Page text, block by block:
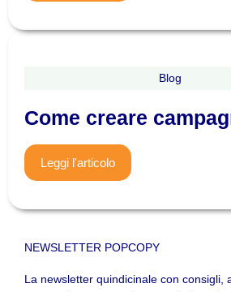
Blog
Come creare
Leggi l'articolo
NEWSLETTER POPCOPY
La newsletter quindicinale con consigli,